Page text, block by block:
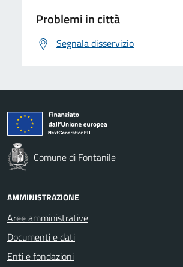
Problemi in città
Segnala disservizio
Comune di Fontanile
AMMINISTRAZIONE
Aree amministrative
Documenti e dati
Enti e fondazioni